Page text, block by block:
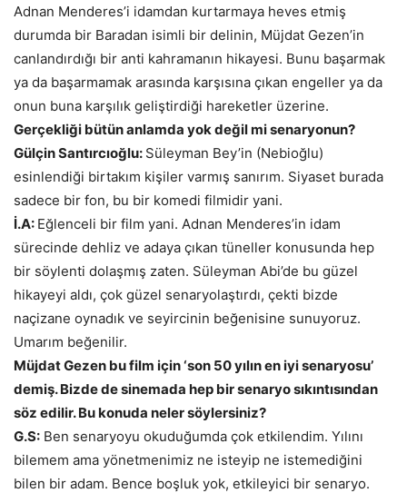
Adnan Menderes’i idamdan kurtarmaya heves etmiş
durumda bir Baradan isimli bir delinin, Müjdat Gezen’in
canlandırdığı bir anti kahramanın hikayesi. Bunu başarmak
ya da başarmamak arasında karşısına çıkan engeller ya da
onun buna karşılık geliştirdiği hareketler üzerine.
Gerçekliği bütün anlamda yok değil mi senaryonun?
Gülçin Santırcıoğlu: Süleyman Bey’in (Nebioğlu)
esinlendiği birtakım kişiler varmış sanırım. Siyaset burada
sadece bir fon, bu bir komedi filmidir yani.
İ.A: Eğlenceli bir film yani. Adnan Menderes’in idam
sürecinde dehliz ve adaya çıkan tüneller konusunda hep
bir söylenti dolaşmış zaten. Süleyman Abi’de bu güzel
hikayeyi aldı, çok güzel senaryolaştırdı, çekti bizde
naçizane oynadık ve seyircinin beğenisine sunuyoruz.
Umarım beğenilir.
Müjdat Gezen bu film için ‘son 50 yılın en iyi senaryosu’
demiş. Bizde de sinemada hep bir senaryo sıkıntısından
söz edilir. Bu konuda neler söylersiniz?
G.S: Ben senaryoyu okuduğumda çok etkilendim. Yılını
bilemem ama yönetmenimiz ne isteyip ne istemediğini
bilen bir adam. Bence boşluk yok, etkileyici bir senaryo.